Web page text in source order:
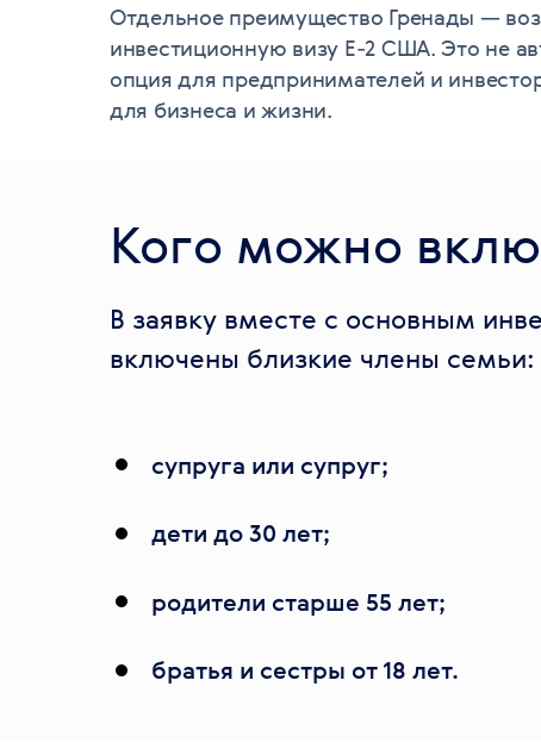
Отдельное преимущество Гренады —
инвестиционную визу E-2 США. Это не
опция для предпринимателей и
для бизнеса и жизни.
Кого можно
В заявку вместе с основным
включены близкие члены семьи:
супруга или супруг;
дети до 30 лет;
родители старше 55 лет;
братья и сестры от 18 лет.